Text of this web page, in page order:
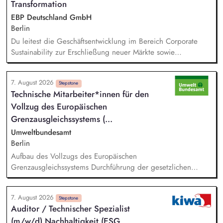
Transformation
EBP Deutschland GmbH
Berlin
Du leitest die Geschäftsentwicklung im Bereich Corporate
Sustainability zur Erschließung neuer Märkte sowie
Entwicklung von Geschäftsmodellen. Dabei arbeitest du eng
mit einem bestehenden Team zusammen und entwickelst
dieses gemeinsam mit erfahrenen Projektleiter*innen weiter.
Zu Deinen Aufgaben gehören vor allem:
Strategieentwicklung: Entwurf und Umsetzung von
Wachstumsstrategie und Geschäftsmodellen, Trendanalysen:
Frühzeitige Identifikation von Branchen- und
Regulatoriktrends, Partnermanagement: Aufbau von
strategischen Partnerschaften, Kooperationen und
Netzwerken, Akquisition von Aufträgen, Neukunden und
Projekten.
7. August 2026 Stepstone
Technische Mitarbeiter*innen für den
Vollzug des Europäischen
Grenzausgleichs­systems (...
Umweltbundesamt
Berlin
Aufbau des Vollzugs des Europäischen
Grenzausgleichssystems Durchführung der gesetzlichen
Vollzugsaufgaben in der Umsetzung des CBAM in
Zusammenarbeit mit anderen Facheinheiten der DEHSt, vor
allem: - Prüfung von CBAM-Berichten und ‑Erklärungen sowie
Prüfung, Aufbereitung und Bewertung der erhobenen
7. August 2026 Stepstone
Auditor / Technischer Spezialist